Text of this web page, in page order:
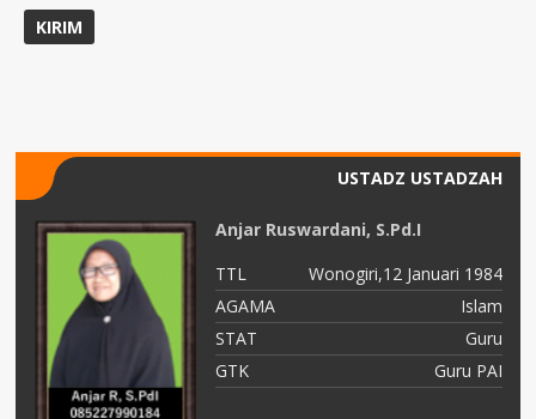
USTADZ USTADZAH
Anjar Ruswardani, S.Pd.I
TTL
Wonogiri,12 Januari 1984
AGAMA
Islam
STAT
Guru
GTK
Guru PAI